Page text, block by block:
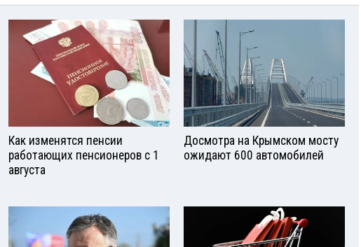
Как изменятся пенсии
работающих пенсионеров с 1
августа
Досмотра на Крымском мосту
ожидают 600 автомобилей